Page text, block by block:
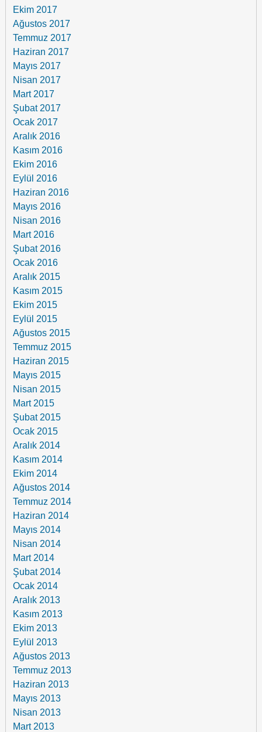
Ekim 2017
Ağustos 2017
Temmuz 2017
Haziran 2017
Mayıs 2017
Nisan 2017
Mart 2017
Şubat 2017
Ocak 2017
Aralık 2016
Kasım 2016
Ekim 2016
Eylül 2016
Haziran 2016
Mayıs 2016
Nisan 2016
Mart 2016
Şubat 2016
Ocak 2016
Aralık 2015
Kasım 2015
Ekim 2015
Eylül 2015
Ağustos 2015
Temmuz 2015
Haziran 2015
Mayıs 2015
Nisan 2015
Mart 2015
Şubat 2015
Ocak 2015
Aralık 2014
Kasım 2014
Ekim 2014
Ağustos 2014
Temmuz 2014
Haziran 2014
Mayıs 2014
Nisan 2014
Mart 2014
Şubat 2014
Ocak 2014
Aralık 2013
Kasım 2013
Ekim 2013
Eylül 2013
Ağustos 2013
Temmuz 2013
Haziran 2013
Mayıs 2013
Nisan 2013
Mart 2013